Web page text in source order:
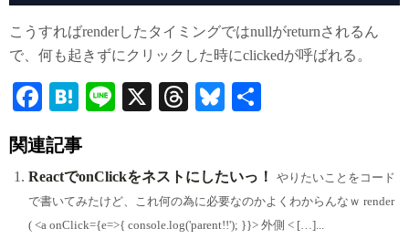
こうすればrenderしたタイミングではnullがreturnされるん
で、何も起きずにクリックした時にclickedが呼ばれる。
Fa
bo
ok
H
en
a
Li
X
T
ds
Bl
y
関連記事
ReactでonClickをネストにしたいっ！
やりたいことをコード
で書いてみたけど、これ何の為に必要なのかよくわからんなｗ render
( <a onClick={e=>{ console.log('parent!!'); }}> 外側 < […]...